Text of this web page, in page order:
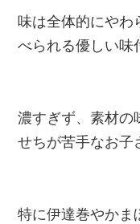
味は全体的にやわ
べられる優しい味
濃すぎず、素材の
せちが苦手なお子
特に伊達巻やかま